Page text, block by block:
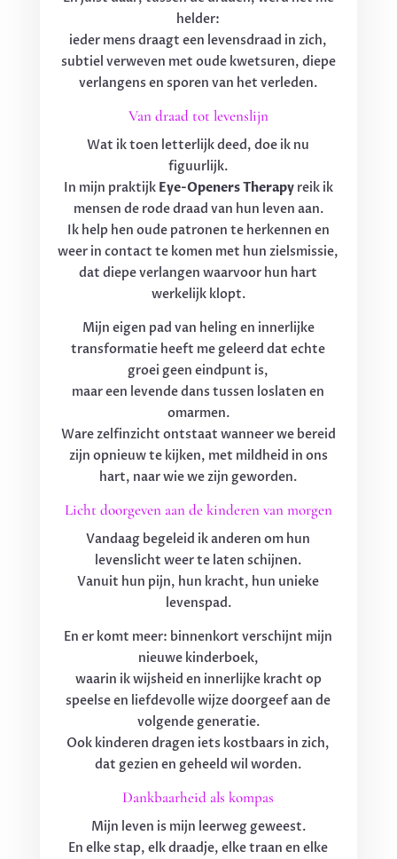
helder:
ieder mens draagt een levensdraad in zich,
subtiel verweven met oude kwetsuren, diepe
verlangens en sporen van het verleden.
Van draad tot levenslijn
Wat ik toen letterlijk deed, doe ik nu
figuurlijk.
In mijn praktijk Eye-Openers Therapyreik ik
mensen de rode draad van hun leven aan.
Ik help hen oude patronen te herkennen en
weer in contact te komen met hun zielsmissie,
dat diepe verlangen waarvoor hun hart
werkelijk klopt.
Mijn eigen pad van heling en innerlijke
transformatie heeft me geleerd dat echte
groei geen eindpunt is,
maar een levende dans tussen loslaten en
omarmen.
Ware zelfinzicht ontstaat wanneer we bereid
zijn opnieuw te kijken, met mildheid in ons
hart, naar wie we zijn geworden.
Licht doorgeven aan de kinderen van morgen
Vandaag begeleid ik anderen om hun
levenslicht weer te laten schijnen.
Vanuit hun pijn, hun kracht, hun unieke
levenspad.
En er komt meer: binnenkort verschijnt mijn
nieuwe kinderboek,
waarin ik wijsheid en innerlijke kracht op
speelse en liefdevolle wijze doorgeef aan de
volgende generatie.
Ook kinderen dragen iets kostbaars in zich,
dat gezien en geheeld wil worden.
Dankbaarheid als kompas
Mijn leven is mijn leerweg geweest.
En elke stap, elk draadje, elke traan en elke